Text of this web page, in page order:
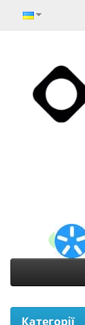
Категорії